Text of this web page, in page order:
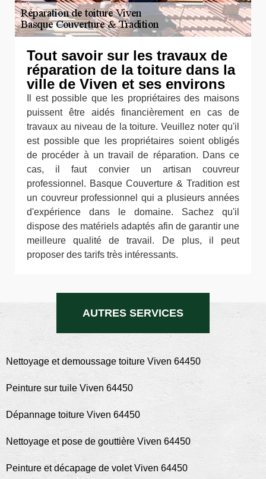
Tout savoir sur les travaux de
réparation de la toiture dans la
ville de Viven et ses environs
Il est possible que les propriétaires des maisons
puissent être aidés financièrement en cas de
travaux au niveau de la toiture. Veuillez noter qu'il
est possible que les propriétaires soient obligés
de procéder à un travail de réparation. Dans ce
cas, il faut convier un artisan couvreur
professionnel. Basque Couverture & Tradition est
un couvreur professionnel qui a plusieurs années
d'expérience dans le domaine. Sachez qu'il
dispose des matériels adaptés afin de garantir une
meilleure qualité de travail. De plus, il peut
proposer des tarifs très intéressants.
AUTRES SERVICES
Nettoyage et demoussage toiture Viven 64450
Peinture sur tuile Viven 64450
Dépannage toiture Viven 64450
Nettoyage et pose de gouttière Viven 64450
Peinture et décapage de volet Viven 64450